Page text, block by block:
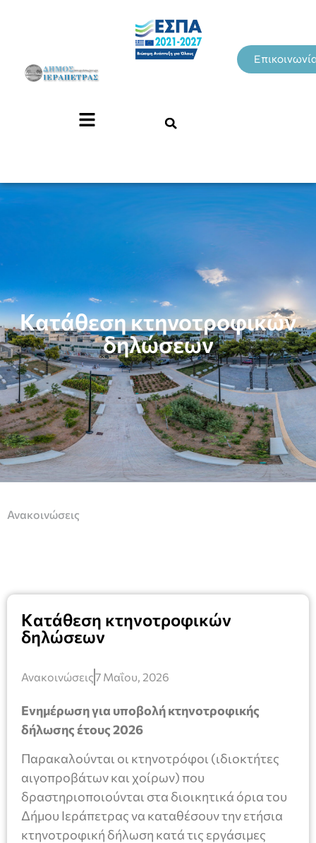
Kατάθεση κτηνοτροφικών
δηλώσεων
Ανακοινώσεις
Kατάθεση κτηνοτροφικών
δηλώσεων
Ανακοινώσεις7 Μαΐου, 2026
Eνημέρωση για υποβολή κτηνοτροφικής
δήλωσης έτους 2026
Παρακαλούνται οι κτηνοτρόφοι (ιδιοκτήτες
αιγοπροβάτων και χοίρων) που
δραστηριοποιούνται στα διοικητικά όρια του
Δήμου Ιεράπετρας να καταθέσουν την ετήσια
κτηνοτροφική δήλωση κατά τις εργάσιμες